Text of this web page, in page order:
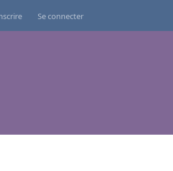
Se connecter